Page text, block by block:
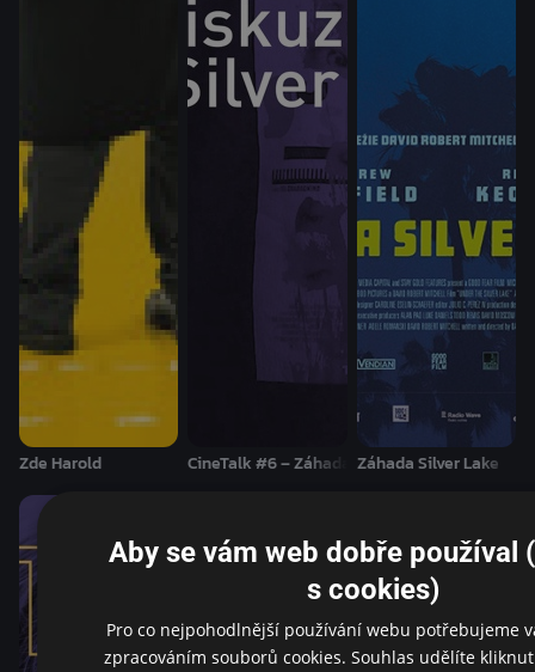
Zde Harold CineTalk #6 – Záhada Silver Lake
Záhada Silver Lake
Aby se vám web dobře používal
s cookies)
Pro co nejpohodlnější používání webu potřebujeme
zpracováním souborů cookies. Souhlas udělíte